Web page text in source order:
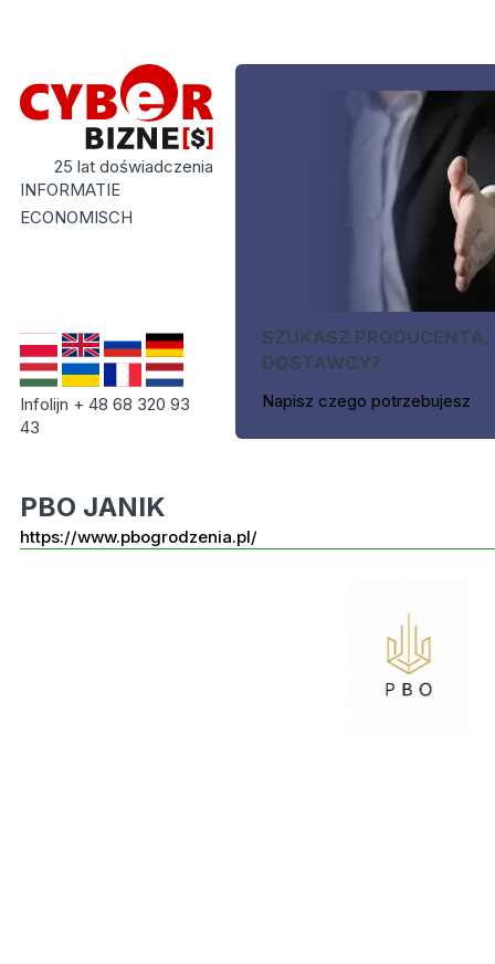
25 lat doświadczenia
INFORMATIE
ECONOMISCH
Infolijn + 48 68 320 93
43
SZUKASZ PRODUCENTA,
DOSTAWCY?
Napisz czego potrzebujesz
PBO JANIK
https://www.pbogrodzenia.pl/